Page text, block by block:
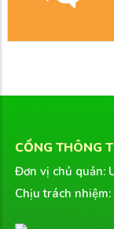
CỔNG THÔNG
Đơn vị chủ quản:
Chịu trách